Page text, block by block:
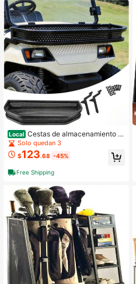
Local Cestas de almacenamiento d
e metal para bolsas de golf
Solo quedan 3
$123.68 -45%
Free Shipping